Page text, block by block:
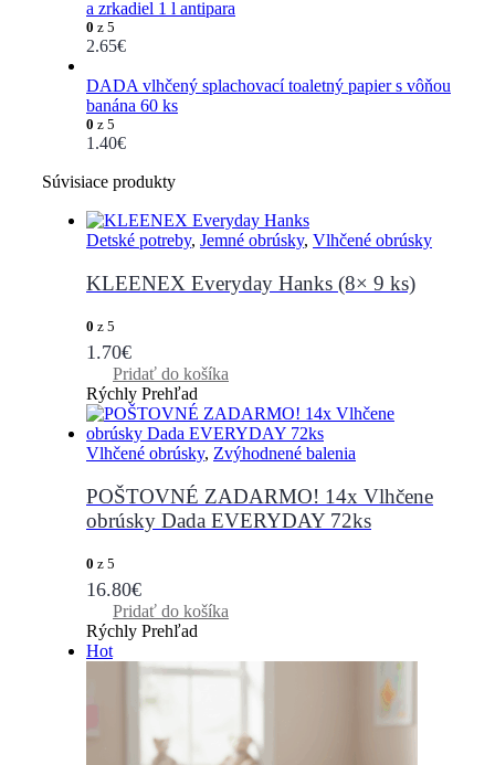
a zrkadiel 1 l antipara
0 z 5
2.65€
DADA vlhčený splachovací toaletný papier s vôňou
banána 60 ks
0 z 5
1.40€
Súvisiace produkty
Detské potreby, Jemné obrúsky, Vlhčené obrúsky
KLEENEX Everyday Hanks (8× 9 ks)
0 z 5
1.70€
Pridať do košíka
Rýchly Prehľad
Vlhčené obrúsky, Zvýhodnené balenia
POŠTOVNÉ ZADARMO! 14x Vlhčene
obrúsky Dada EVERYDAY 72ks
0 z 5
16.80€
Pridať do košíka
Rýchly Prehľad
Hot